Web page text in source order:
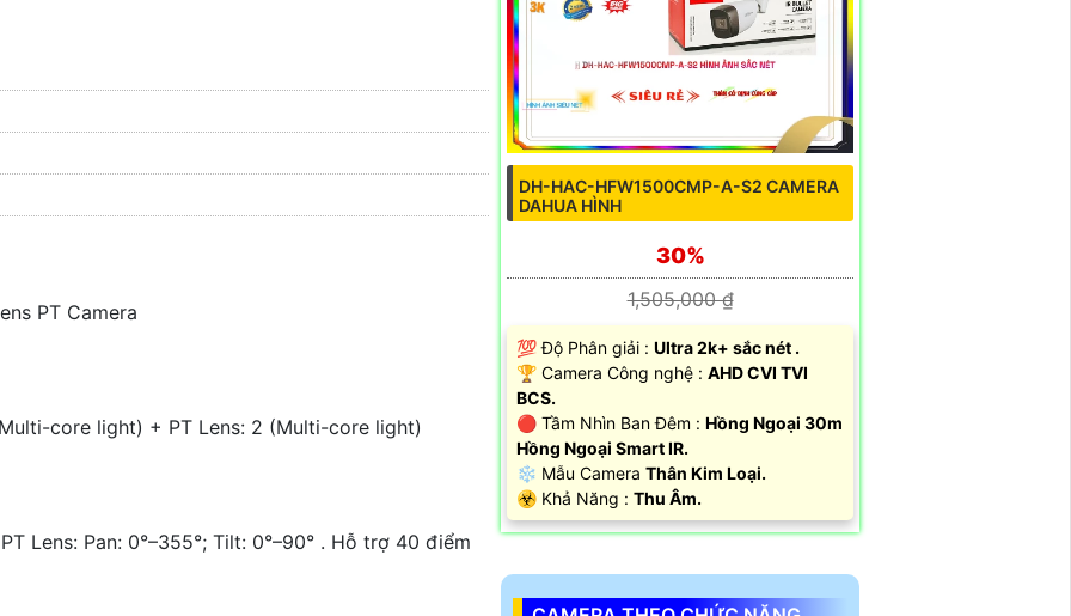
PT Camera
core light) + PT Lens: 2 (Multi-core light)
Lens: Pan: 0°–355°; Tilt: 0°–90° . Hỗ trợ 40 điểm
DH-HAC-HFW1500CMP-A-S2 CAMERA
DAHUA HÌNH
30%
1,505,000 ₫
💯 Độ Phân giải : Ultra 2k+ sắc nét .
🏆 Camera Công nghệ : AHD CVI TVI
BCS.
🔴 Tầm Nhìn Ban Đêm : Hồng Ngoại 30m
Hồng Ngoại Smart IR.
❄ Mẫu Camera Thân Kim Loại.
️☣️ Khả Năng : Thu Âm.